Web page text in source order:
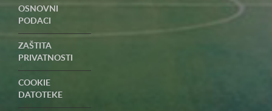
OSNOVNI
PODACI
ZAŠTITA
PRIVATNOSTI
COOKIE
DATOTEKE